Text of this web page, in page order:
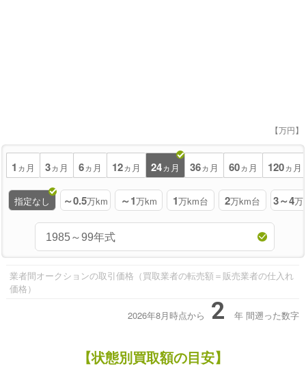
【万円】
1 ヵ月 3ヵ月 6ヵ月 12ヵ月 24ヵ月 36ヵ月 60ヵ月 120ヵ月
指定なし ～0.5万km ～1万km 1万km台 2万km台 3～4万
業者間オークションの取引価格（買取業者の転売額＝販売業者の仕入れ
価格）
2026年8月時点から 2 年 間遡った数字
【状態別買取額の目安】